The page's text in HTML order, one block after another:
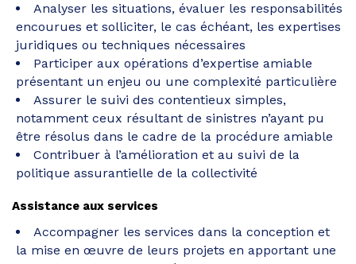
Analyser les situations, évaluer les responsabilités
encourues et solliciter, le cas échéant, les expertises
juridiques ou techniques nécessaires
Participer aux opérations d’expertise amiable
présentant un enjeu ou une complexité particulière
Assurer le suivi des contentieux simples,
notamment ceux résultant de sinistres n’ayant pu
être résolus dans le cadre de la procédure amiable
Contribuer à l’amélioration et au suivi de la
politique assurantielle de la collectivité
Assistance aux services
Accompagner les services dans la conception et
la mise en œuvre de leurs projets en apportant une